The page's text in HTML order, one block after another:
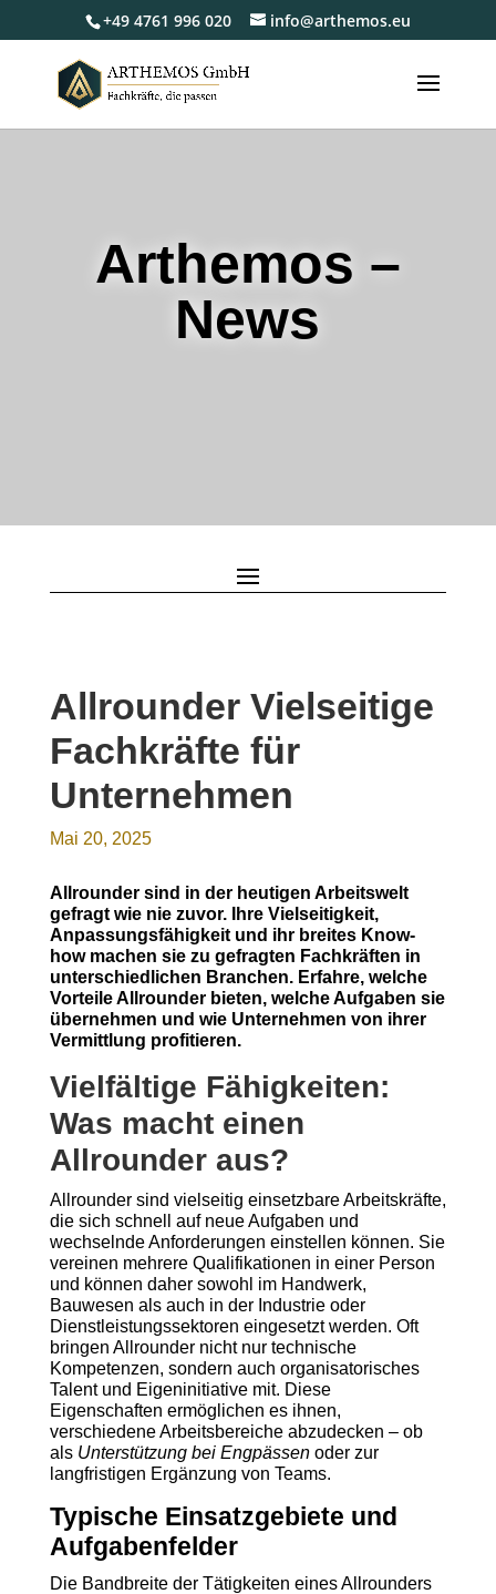
+49 4761 996 020 info@arthemos.eu
Arthemos –
News
Allrounder Vielseitige
Fachkräfte für
Unternehmen
Mai 20, 2025
Allrounder sind in der heutigen Arbeitswelt
gefragt wie nie zuvor. Ihre Vielseitigkeit,
Anpassungsfähigkeit und ihr breites Know-
how machen sie zu gefragten Fachkräften in
unterschiedlichen Branchen. Erfahre, welche
Vorteile Allrounder bieten, welche Aufgaben sie
übernehmen und wie Unternehmen von ihrer
Vermittlung profitieren.
Vielfältige Fähigkeiten:
Was macht einen
Allrounder aus?
Allrounder sind vielseitig einsetzbare Arbeitskräfte,
die sich schnell auf neue Aufgaben und
wechselnde Anforderungen einstellen können. Sie
vereinen mehrere Qualifikationen in einer Person
und können daher sowohl im Handwerk,
Bauwesen als auch in der Industrie oder
Dienstleistungssektoren eingesetzt werden. Oft
bringen Allrounder nicht nur technische
Kompetenzen, sondern auch organisatorisches
Talent und Eigeninitiative mit. Diese
Eigenschaften ermöglichen es ihnen,
verschiedene Arbeitsbereiche abzudecken – ob
als Unterstützung bei Engpässenoder zur
langfristigen Ergänzung von Teams.
Typische Einsatzgebiete und
Aufgabenfelder
Die Bandbreite der Tätigkeiten eines Allrounders